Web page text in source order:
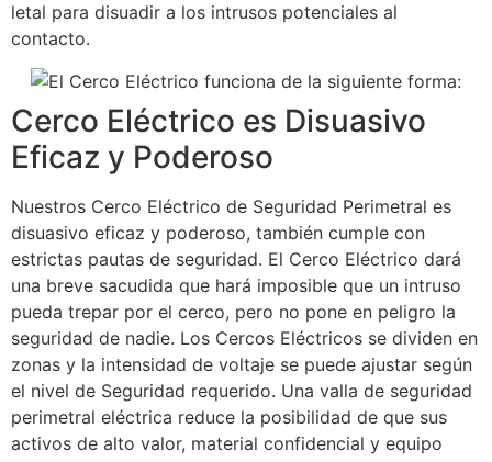
letal para disuadir a los intrusos potenciales al
contacto.
Cerco Eléctrico es Disuasivo
Eficaz y Poderoso
Nuestros Cerco Eléctrico de Seguridad Perimetral es
disuasivo eficaz y poderoso, también cumple con
estrictas pautas de seguridad. El Cerco Eléctrico dará
una breve sacudida que hará imposible que un intruso
pueda trepar por el cerco, pero no pone en peligro la
seguridad de nadie. Los Cercos Eléctricos se dividen en
zonas y la intensidad de voltaje se puede ajustar según
el nivel de Seguridad requerido. Una valla de seguridad
perimetral eléctrica reduce la posibilidad de que sus
activos de alto valor, material confidencial y equipo